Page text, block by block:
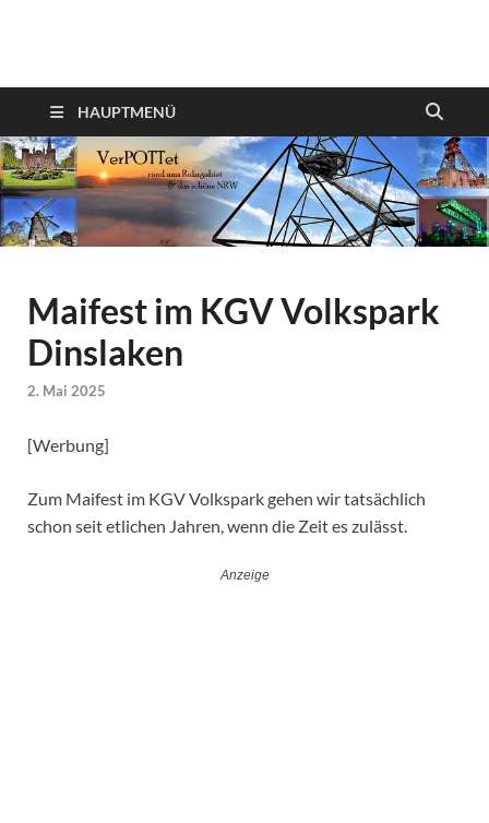
VerPOTTet
HAUPTMENÜ
Maifest im KGV Volkspark
Dinslaken
2. Mai 2025
[Werbung]
Zum Maifest im KGV Volkspark gehen wir tatsächlich
schon seit etlichen Jahren, wenn die Zeit es zulässt.